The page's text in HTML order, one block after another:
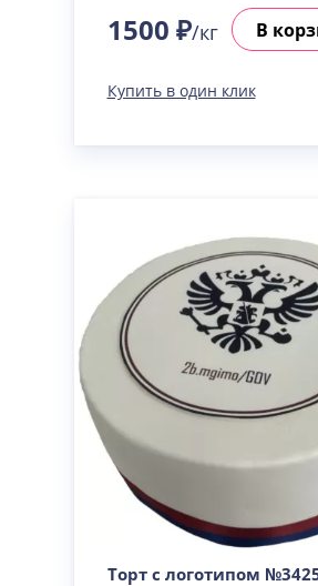
1500 ₽/кг В
Купить в один клик
Торт с логотипом